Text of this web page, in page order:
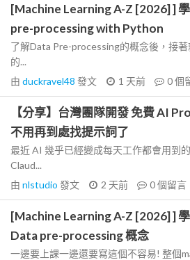
[Machine Learning A-Z [2026] ]
pre-processing with Python
了解Data Pre-processing的概念後，接
的...
由 duckravel48 發文 1 天前 0個
【分享】台灣團隊開發 免費 AI
不用再到處找提示詞了
最近 AI 幾乎已經變成每天工作都會用到
Claud...
由 nlstudio 發文 2 天前 0個留言
[Machine Learning A-Z [2026] ]
Data pre-processing 概念
一邊要上課一邊還要寫這個不容易! 整個